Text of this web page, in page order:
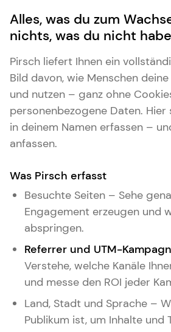
Alles, was du zum
nichts, was du nicht
Pirsch liefert Ihnen ein
Bild davon, wie Menschen
und nutzen – ganz ohne
personenbezogene Daten. Hier
in deinem Namen erfassen –
anfassen.
Was Pirsch erfasst
Besuchte Seiten – Sehe
Engagement erzeugen und
abspringen.
Referrer und UTM-
Verstehe, welche Kanäle
und messe den ROI jeder
Land, Stadt und Sprache –
Publikum ist, um Inhalte und